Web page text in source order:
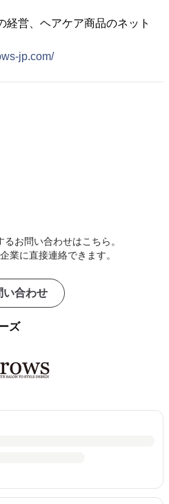
経営、ヘアケア商品のネット
jp.com/
お問い合わせはこちら。
業に直接連絡できます。
い合わせ
ズ